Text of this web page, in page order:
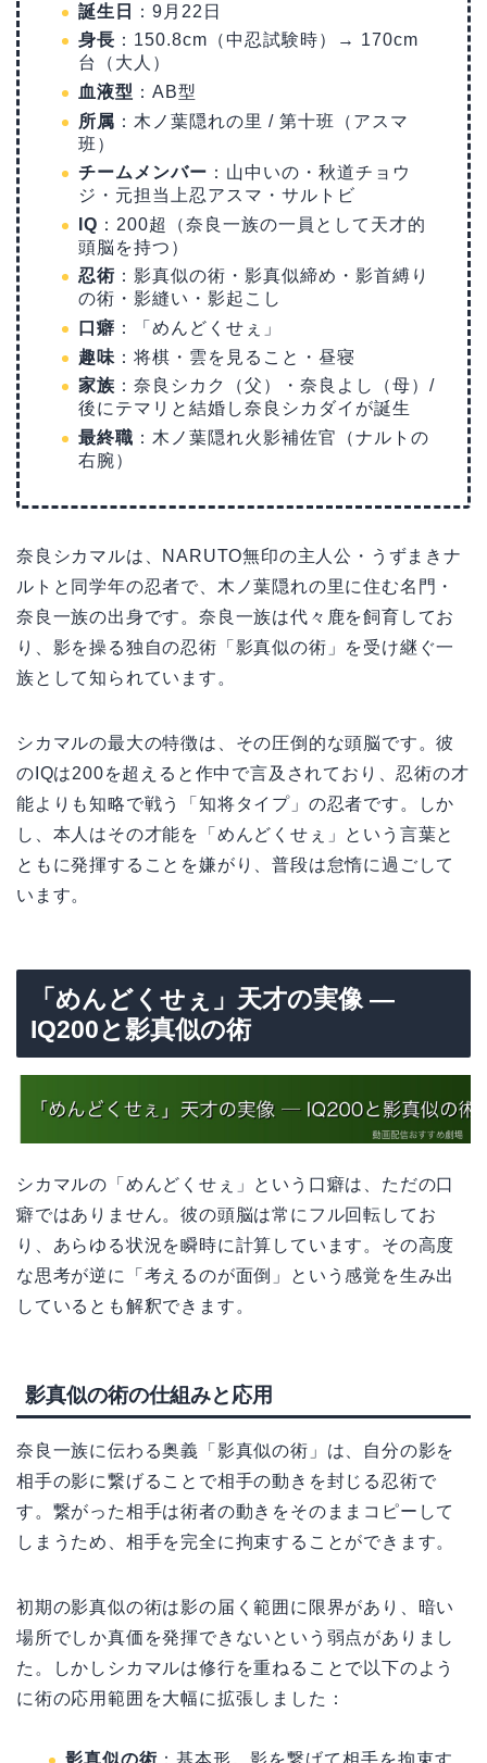
誕生日
：9月22日
身長 ：150.8cm（中忍試験時）→ 170cm
台（大人）
血液型 ：AB型
所属 ：木ノ葉隠れの里 / 第十班（アスマ
班）
チームメンバー ：山中いの・秋道チョウ
ジ・元担当上忍アスマ・サルトビ
IQ ：200超（奈良一族の一員として天才的
頭脳を持つ）
忍術 ：影真似の術・影真似締め・影首縛り
の術・影縫い・影起こし
口癖 ：「めんどくせぇ」
趣味 ：将棋・雲を見ること・昼寝
家族 ：奈良シカク（父）・奈良よし（母）/
後にテマリと結婚し奈良シカダイが誕生
最終職 ：木ノ葉隠れ火影補佐官（ナルトの
右腕）
奈良シカマルは、NARUTO無印の主人公・うずまきナ
ルトと同学年の忍者で、木ノ葉隠れの里に住む名門・
奈良一族の出身です。奈良一族は代々鹿を飼育してお
り、影を操る独自の忍術「影真似の術」を受け継ぐ一
族として知られています。
シカマルの最大の特徴は、その圧倒的な頭脳です。彼
のIQは200を超えると作中で言及されており、忍術の才
能よりも知略で戦う「知将タイプ」の忍者です。しか
し、本人はその才能を「めんどくせぇ」という言葉と
ともに発揮することを嫌がり、普段は怠惰に過ごして
います。
「めんどくせぇ」天才の実像 —
IQ200と影真似の術
シカマルの「めんどくせぇ」という口癖は、ただの口
癖ではありません。彼の頭脳は常にフル回転してお
り、あらゆる状況を瞬時に計算しています。その高度
な思考が逆に「考えるのが面倒」という感覚を生み出
しているとも解釈できます。
影真似の術の仕組みと応用
奈良一族に伝わる奥義「影真似の術」は、自分の影を
相手の影に繋げることで相手の動きを封じる忍術で
す。繋がった相手は術者の動きをそのままコピーして
しまうため、相手を完全に拘束することができます。
初期の影真似の術は影の届く範囲に限界があり、暗い
場所でしか真価を発揮できないという弱点がありまし
た。しかしシカマルは修行を重ねることで以下のよう
に術の応用範囲を大幅に拡張しました：